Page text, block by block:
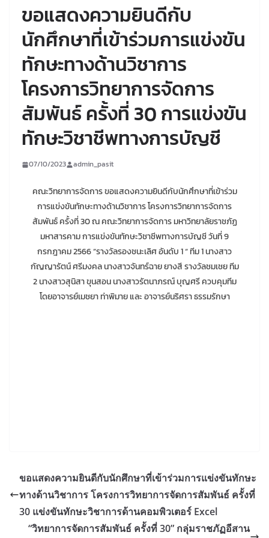
ขอแสดงความยินดีกับ
นักศึกษาที่เข้าร่วมการแข่งขัน
ทักษะทางด้านวิชาการ
โครงการวิทยาการจัดการ
สัมพันธ์ ครั้งที่ 30 การแข่งขัน
ทักษะวิชาชีพทางการบัญชี
07/10/2023 admin_pasit
คณะวิทยาการจัดการ ขอแสดงความยินดีกับนักศึกษาที่เข้าร่วม
การแข่งขันทักษะทางด้านวิชาการ โครงการวิทยาการจัดการ
สัมพันธ์ ครั้งที่ 30 ณ คณะวิทยาการจัดการ มหาวิทยาลัยราชภัฏ
มหาสารคาม การแข่งขันทักษะวิชาชีพทางการบัญชี วันที่ 9
กรกฎาคม 2566 ”รางวัลรองชนะเลิศ อันดับ 1 “ ทีม 1 นางสาว
กัญญารัตน์ ศรีมงคล นางสาวจันทร์ฉาย ยางสี รางวัลชมเชย ทีม
2 นางสาวสุนิสา ขุนสอน นางสาวรัตนาภรณ์ บุญศรี ควบคุมทีม
โดยอาจารย์เมชยา ท่าพิมาย และ อาจารย์นริศรา ธรรมรักษา
ขอแสดงความยินดีกับนักศึกษาที่เข้าร่วมการแข่งขันทักษะ
ทางด้านวิชาการ โครงการวิทยาการจัดการสัมพันธ์ ครั้งที่
30 แข่งขันทักษะวิชาการด้านคอมพิวเตอร์ Excel
“วิทยาการจัดการสัมพันธ์ ครั้งที่ 30” กลุ่มราชภัฏอีสาน